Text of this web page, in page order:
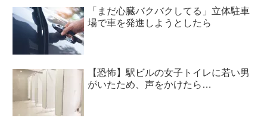
「まだ心臓バクバクしてる」立体駐車
場で車を発進しようとしたら
【恐怖】駅ビルの女子トイレに若い男
がいたため、声をかけたら…